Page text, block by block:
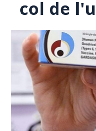
col de